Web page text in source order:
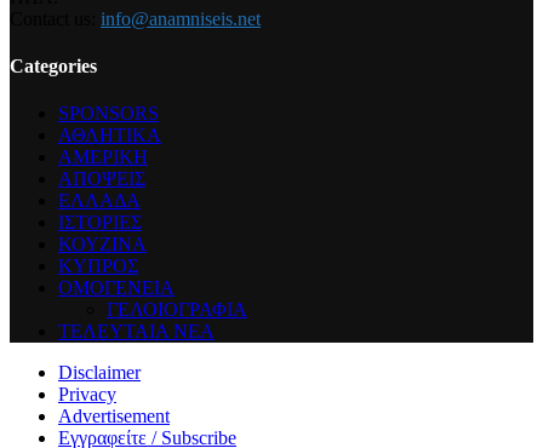
info@anamniseis.net
Categories
SPONSORS
ΑΘΛΗΤΙΚΑ
ΑΜΕΡΙΚΗ
ΑΠΟΨΕΙΣ
ΕΛΛΑΔΑ
ΙΣΤΟΡΙΕΣ
ΚΟΥΖΙΝΑ
ΚΥΠΡΟΣ
ΟΜΟΓΕΝΕΙΑ
ΓΕΛΟΙΟΓΡΑΦΙΑ
ΤΕΛΕΥΤΑΙΑ ΝΕΑ
Disclaimer
Privacy
Advertisement
Εγγραφείτε / Subscribe